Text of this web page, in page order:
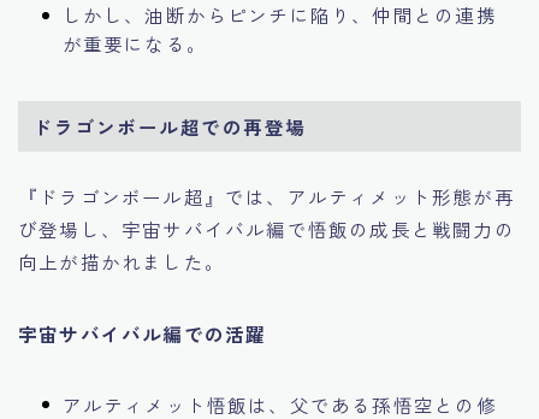
しかし、油断からピンチに陥り、仲間との連携
が重要になる。
ドラゴンボール超での再登場
『ドラゴンボール超』では、アルティメット形態が再
び登場し、宇宙サバイバル編で悟飯の成長と戦闘力の
向上が描かれました。
宇宙サバイバル編での活躍
アルティメット悟飯は、父である孫悟空との修